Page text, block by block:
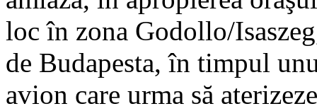
loc în zona Godollo/
de Budapesta, în timpul
avion care urma să